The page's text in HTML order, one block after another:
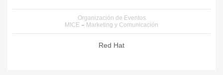
Organización de Eventos
MICE
Marketing y Comunicación
Red Hat